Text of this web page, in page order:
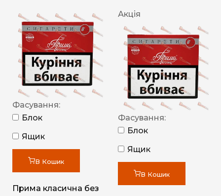
Фасування:
Блок
Ящик
В Кошик
Прима класична без
Акція
Фасування:
Блок
Ящик
В Кошик